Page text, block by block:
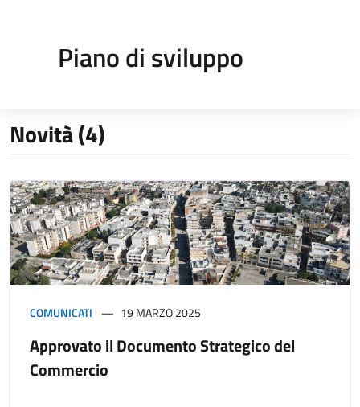
Piano di sviluppo
Novità (4)
COMUNICATI 19 MARZO 2025
Approvato il Documento Strategico del
Commercio